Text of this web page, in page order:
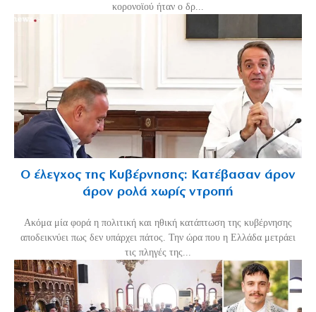
κορονοϊού ήταν ο δρ...
Ο έλεγχος της Κυβέρνησης: Κατέβασαν άρον
άρον ρολά χωρίς ντροπή
Ακόμα μία φορά η πολιτική και ηθική κατάπτωση της κυβέρνησης
αποδεικνύει πως δεν υπάρχει πάτος. Την ώρα που η Ελλάδα μετράει
τις πληγές της...